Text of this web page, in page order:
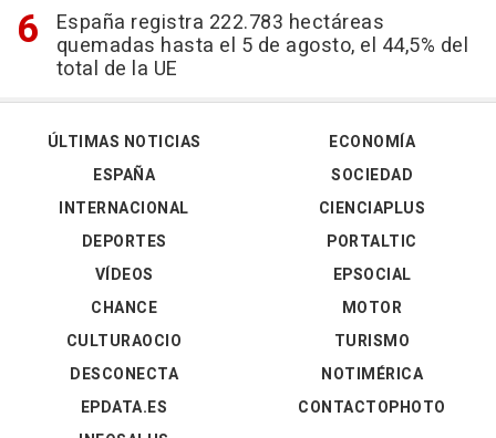
España registra 222.783 hectáreas
quemadas hasta el 5 de agosto, el 44,5% del
total de la UE
ÚLTIMAS NOTICIAS
ESPAÑA
INTERNACIONAL
DEPORTES
VÍDEOS
ECONOMÍA
SOCIEDAD
CIENCIAPLUS
PORTALTIC
EPSOCIAL
CHANCE
CULTURAOCIO
DESCONECTA
EPDATA.ES
MOTOR
TURISMO
NOTIMÉRICA
CONTACTOPHOTO